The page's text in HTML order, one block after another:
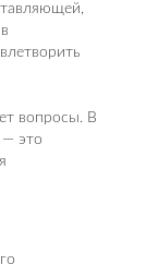
вопросы. В
— это